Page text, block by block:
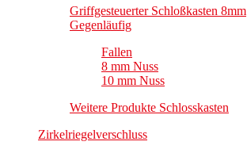
Griffgesteuerter Schloßkasten 8mm
Gegenläufig
Fallen
8 mm Nuss
10 mm Nuss
Weitere Produkte Schlosskasten
Zirkelriegelverschluss